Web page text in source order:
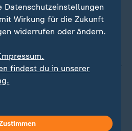
Datenschutzeinstellungen
Wirkung für die Zukunft
widerrufen oder ändern.
findest du in unserer